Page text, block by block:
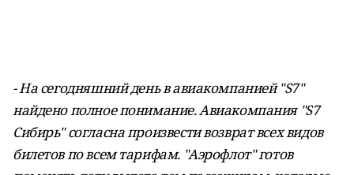
- На сегодняшний день в авиакомпанией "S7"
найдено полное понимание. Авиакомпания "S7
Сибирь" согласна произвести возврат всех видов
билетов по всем тарифам. "Аэрофлот" готов